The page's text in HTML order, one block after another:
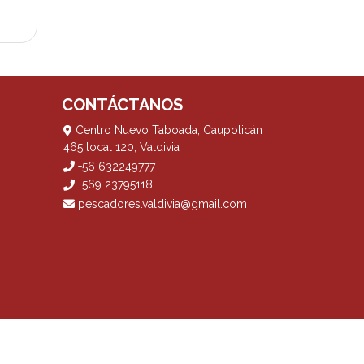
CONTÁCTANOS
Centro Nuevo Taboada, Caupolicán
465 local 120, Valdivia
+56 632249777
+569 23795118
pescadores.valdivia@gmail.com